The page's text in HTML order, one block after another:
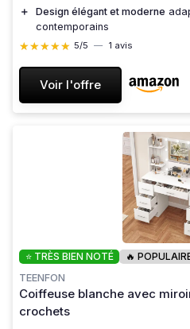
＋
Design élégant et moderne
contemporains
★★★★★
★★★★★ 5/5 — 1 avis
Voir l'offre
⭐ TRÈS BIEN NOTÉ
🔥
TEENFON
Coiffeuse blanche avec
crochets